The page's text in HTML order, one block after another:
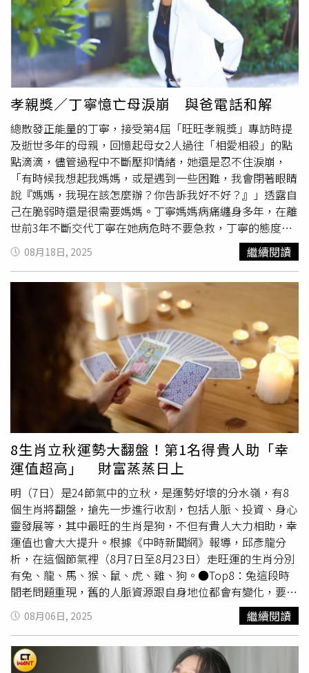
中，有兩樣男友的禮物特別引人注目，就是男友在日本工作
時寄來的手電筒和號稱「全世界第二大聲的口哨」。這兩件
東西看似「直男式」的小禮物，卻承載著男友對她的滿滿關
心與保護。張本渝談相差八歲的姊弟戀，而且是台灣、美國
的遠距離戀愛，交往四年來只見過一次面。男友擔心她安
危，送來手電筒和口哨。（圖／趙文彬攝）雖然相隔遙遠，
但男友的掛心不減，由於她有夜盲症，男友擔心她在視線不
佳時會看不清楚，因此特地準備了手電筒，讓她能隨時照
明。而世界第二大聲的口哨更是男友的「愛的叮嚀」，擔心
她外出拍戲危險，說如果遇到被活埋或掉到海裡等緊急情
況，這個口哨就能派上用場了。相較於隨身電風扇，張本渝
更喜歡傳統扇子，覺得對環境比較不會造成負擔。（圖／趙
文彬攝）張本渝近期在大愛劇《假日到山裡來看你》中，飾
演一位護理系的老師「羅淑芬」。在戲裡，羅老師克服重重
困難，在山上開設部落假日教室。這段經歷給了張本渝很大
的啟發，她最近決定將自己多年的瑜珈專業付諸實現，要創
立一個線上的瑜珈教學網站，「如果我的瑜珈網站是羅老師
來做，可能已經架設完成了，羅老師做部落假日教室也是很
困難，她都克服了，我也想把很難的東西陸續克服。」張本
渝從1996年就開始接觸瑜珈，至今已將近30年。她坦言，
瑜珈給了她許多收穫，這些好處讓她很想分享給更多人。她
觀察到現代人生活步調快，容易累積壓力，而許多簡單的舒
壓方式卻被忽略，例如曬太陽、泡腳、或單純地聽音樂。她
希望透過線上網站，能讓大家學會如何「慢下來」，如同她
在瑜珈中所領悟到的自在。張本渝跟男友台美遠距離戀愛四
年，已接受對方求婚。（圖／趙文彬攝）張本渝過去雖有經
營泰式餐廳與設計公司的經驗，但她坦言，這次獨自架設瑜
珈教學網站是全新的挑戰，要面對許多現實且理性的問題。
她笑說：「演戲其實是最簡單的。」從申請補助、成立公
司，到挑選喜歡的生活產品來合作，每一步都充滿了未知。
而創立瑜珈教學網站的另一個重要原因，是為了因應未來可
能的海外生活，張本渝說：「我知道我後面可能不會在台
灣，我男友在日本、美國工作，我希望繼續教學，要有更靈
活的地方教瑜珈，那就是成立網站線上教課。」張本渝要創
立瑜珈網站，希望分享自己30年瑜珈經歷，幫助現代人放鬆
緩下步調。（圖／趙文彬攝）她希望這個網站不只是一個單
純的教學平台，而是一個能讓老師與學生都「自在」發揮的
空間。不只是單純的體位法，而是更全面的身
心靈課程，她
期待結合Podcast，讓學習方式更多元，也計畫邀請大師級
的老師來合作，讓網站的內容更加豐富。
孝親獎／丁寧憶亡母淚崩 與爸電話和解
總散發正能量的丁寧，接受第4屆「旺旺孝親獎」專訪時提
及逝世多年的母親，回憶起母女2人過往「相愛相殺」的點
點滴滴，儘管過程中不斷壓抑情緒，她還是忍不住淚崩，
「有時候我想起我媽媽，或是遇到一些困難，我會閉著眼睛
說『媽媽，我現在該怎麼辦？你告訴我好不好？』」透露自
己在脆弱時還是很需要媽媽。丁寧媽媽病痛纏身多年，在離
世前3年不斷交代丁寧在她病危時不要急救，丁寧的態度也
從逃避到坦然接受。但當丁寧真的面對到媽媽被送進加護病
房那一刻，才發現自己根本做不到，「不要急救很困難，真
的很困難。我想說：天啊，我媽跟我教育那麼多年，我在那
一剎那我不行，我媽會特別交代我，是因為她覺得我可以，
但是我真的不行。」丁寧（右一）年幼時與媽媽、兄弟姊妹
的合照。（圖／摘自臉書）媽媽第2次送醫，親友們都到醫
院陪伴，媽媽狀況也愈來愈好，當家人們思考要在家中安裝
無障礙空間時，卻接到了急診室的通知，丁寧說：「我在電
話裡說『好，我知道了，不插管了』，我常笑說，我媽是養
兵千日用在一時，因為她覺得我們全家只有我可以做這件事
情」。她終於遵守媽媽的交代，卻換來爸爸跟姊姊的生氣和
不諒解。丁寧說，她不後悔放棄急救，也不會感到委屈，
「我為我愛的人做出這麼重要的決定，怎麼會委屈？我覺得
他們要花時間去消化，我一點都不委屈，我一點懸念也沒
有，我做足了我可以為我媽媽做的事。我媽離開，我很替她
開心，因為我媽的個性我最了解，我跟她相處時間最長，我
太清楚她有多痛苦。」丁寧（左）和爸爸感情越來越好。
（圖／摘自臉書）這些年夢到媽媽幾次，她笑著說，媽媽在
夢裡愈來愈年輕，「而且我媽每次都跟我強調『我過得很
好，不要擔心我』。」她說，媽媽個性很善良，所以她堅信
媽媽絕對在另一個世界過得非常好。她坦言，她從小就很恐
懼失去媽媽也抗拒面對生死議題，小時候只要沒看到媽媽，
就會坐在樓梯口哭。直到她10多年前開始接觸身心靈課程，
加上她骨子裡遺傳父母親勇敢面對事情的性格，她決定正視
恐懼，開始閱讀大量關於死亡的書籍、探討死亡的意義，
「我們不了解死亡，所以把它想得很恐怖」。現在的她認
08月18日, 2025 繼續閱讀
8生肖立秋運勢大翻盤！第1名得貴人助「幸
運值超高」 財富蒸蒸日上
明（7日）是24節氣中的立秋，是運勢好壞的分水嶺，有8
個生肖將翻盤，搶先一步進行收割，包括人脈、投資、身心
靈發展等，其中最旺的生肖是狗，不但有貴人大力相助，幸
運值也會大大提升。根據《中時新聞網》報導，邱彥龍分
析，在這個節氣裡（8月7日至8月23日）走旺運的生肖分別
有兔、龍、馬、猴、鼠、虎、雞、狗。●Top8：兔這段時
間老問題重現，舊的人脈資源跟自身地位都會有變化，要創
新改變，最好趁這個時間整頓人脈與人設，明確分辨誰是盟
友誰是敵，該放下的要放下，避免玩操控的權力遊戲，這樣
才會輕鬆自在，認真擴張自己的工作就好。●Top7：龍這
段時間可進行資源整合，雖然需要花上較長的時間，且回收
08月06日, 2025 繼續閱讀